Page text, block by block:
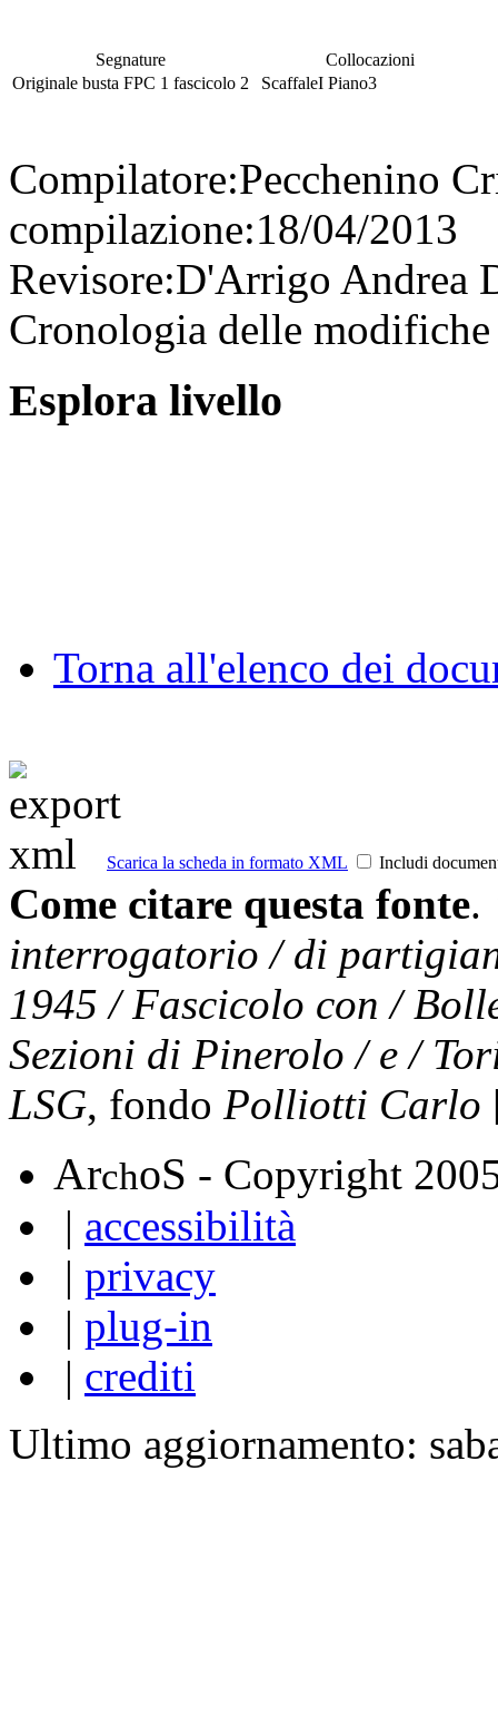
Segnature
Originale busta FPC 1 fascicolo 2
Collocazioni
ScaffaleI Piano3
Compilatore:Pecchenino
compilazione:18/04/2013
Revisore:D'Arrigo Andrea
Cronologia delle
Esplora livello
Torna all'elenco dei
Scarica la scheda in formato XML Includi
Come citare questa fonte.
interrogatorio / di
1945 / Fascicolo con /
Sezioni di Pinerolo / e /
LSG, fondo Polliotti Carlo
ArchoS - Copyright
| accessibilità
| privacy
| plug-in
| crediti
Ultimo aggiornamento: